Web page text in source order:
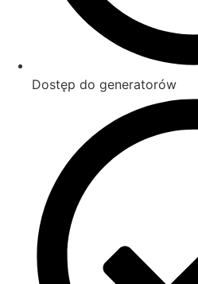
Dostęp do generatorów